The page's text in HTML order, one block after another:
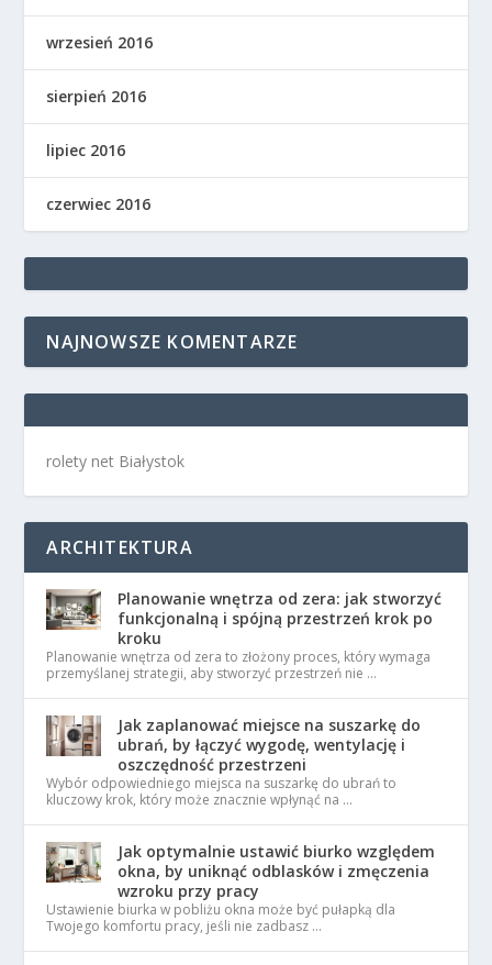
wrzesień 2016
sierpień 2016
lipiec 2016
czerwiec 2016
NAJNOWSZE KOMENTARZE
rolety net Białystok
ARCHITEKTURA
Planowanie wnętrza od zera: jak stworzyć
funkcjonalną i spójną przestrzeń krok po
kroku
Planowanie wnętrza od zera to złożony proces, który wymaga
przemyślanej strategii, aby stworzyć przestrzeń nie …
Jak zaplanować miejsce na suszarkę do
ubrań, by łączyć wygodę, wentylację i
oszczędność przestrzeni
Wybór odpowiedniego miejsca na suszarkę do ubrań to
kluczowy krok, który może znacznie wpłynąć na …
Jak optymalnie ustawić biurko względem
okna, by uniknąć odblasków i zmęczenia
wzroku przy pracy
Ustawienie biurka w pobliżu okna może być pułapką dla
Twojego komfortu pracy, jeśli nie zadbasz …